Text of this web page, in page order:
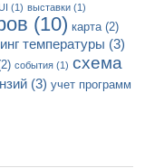
(1) выставки (1)
(10) карта (2)
температуры (3)
события (1) схема
(3) учет программ